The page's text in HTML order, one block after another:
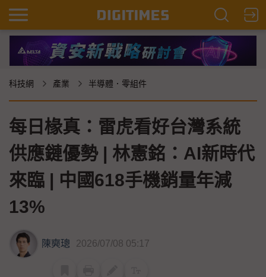
科技網 產業 半導體．零組件
每日椽真：雷虎看好台灣系統
供應鏈優勢 | 林憲銘：AI新時代
來臨 | 中國618手機銷量年減
13%
陳奭璁 2026/07/08 05:17